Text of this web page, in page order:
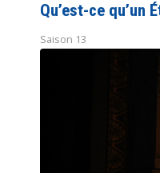
Qu’est-ce qu’un
Saison 13